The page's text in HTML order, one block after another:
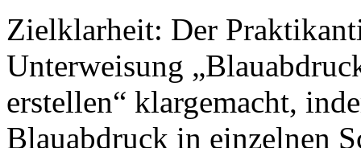
Zielklarheit: Der
Unterweisung
erstellen“ klargemacht,
Blauabdruck in einzelnen